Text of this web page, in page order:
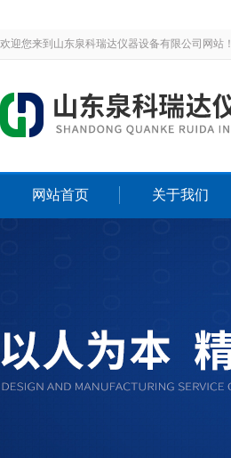
欢迎您来到山东泉科瑞达仪器设备有限公司网站！
网站首页 关于我们